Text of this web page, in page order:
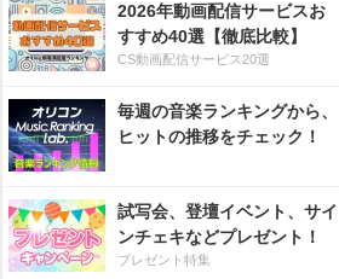
2026年動画配信サービスお
すすめ40選【徹底比較】
CS動画配信サービス20選
毎週の音楽ランキングから、
ヒットの推移をチェック！
試写会、登壇イベント、サイ
ンチェキなどプレゼント！
プレゼント特集